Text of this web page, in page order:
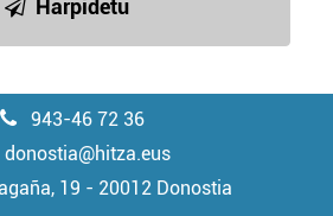
Harpidetu
943-46 72 36
donostia@hitza.eus
19 - 20012 Donostia